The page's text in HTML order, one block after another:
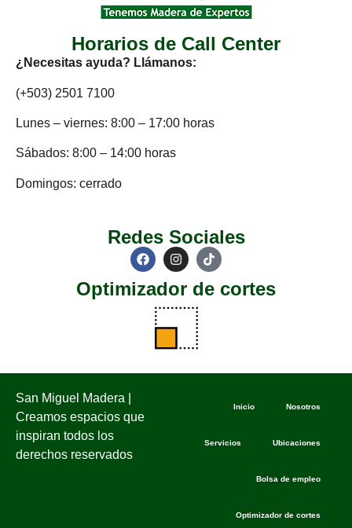
Horarios de Call Center
¿Necesitas ayuda? Llámanos:
(+503) 2501 7100
Lunes – viernes: 8:00 – 17:00 horas
Sábados: 8:00 – 14:00 horas
Domingos: cerrado
Redes Sociales
Optimizador de cortes
San Miguel Madera |
Creamos espacios que
inspiran todos los
derechos reservados
Inicio Nosotros
Servicios Ubicaciones
Bolsa de empleo
Optimizador de cortes